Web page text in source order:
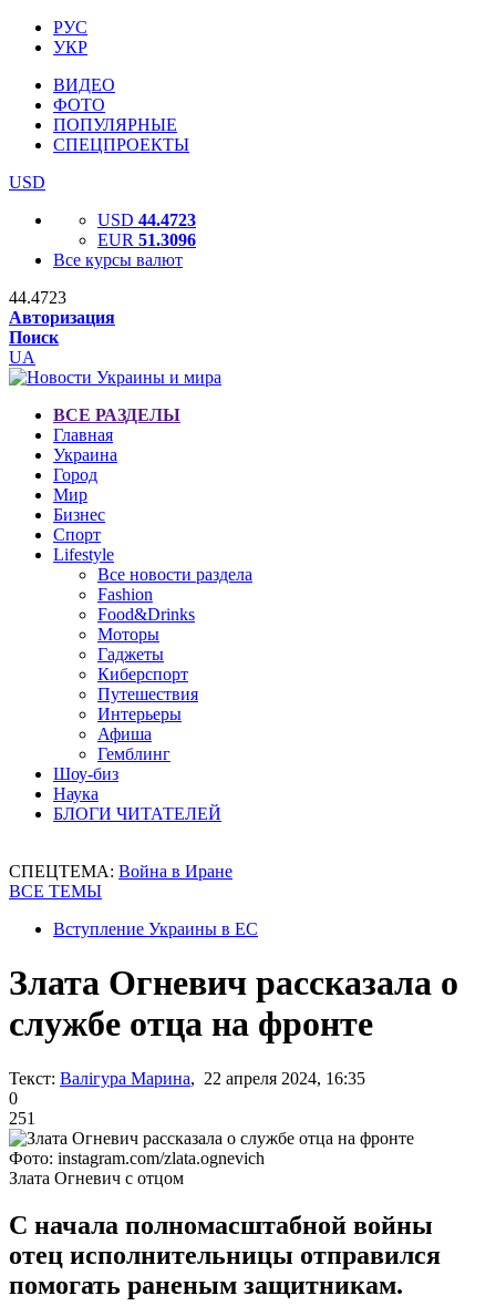
РУС
УКР
ВИДЕО
ФОТО
ПОПУЛЯРНЫЕ
СПЕЦПРОЕКТЫ
USD
USD 44.4723
EUR 51.3096
Все курсы валют
44.4723
Авторизация
Поиск
UA
ВСЕ РАЗДЕЛЫ
Главная
Украина
Город
Мир
Бизнес
Спорт
Lifestyle
Все новости раздела
Fashion
Food&Drinks
Моторы
Гаджеты
Киберспорт
Путешествия
Интерьеры
Афиша
Гемблинг
Шоу-биз
Наука
БЛОГИ ЧИТАТЕЛЕЙ
СПЕЦТЕМА: Война в Иране
ВСЕ ТЕМЫ
Вступление Украины в ЕС
Злата Огневич рассказала о
службе отца на фронте
Текст: Валігура Марина, 22 апреля 2024, 16:35
0
251
Фото: instagram.com/zlata.ognevich
Злата Огневич с отцом
С начала полномасштабной войны
отец исполнительницы отправился
помогать раненым защитникам.